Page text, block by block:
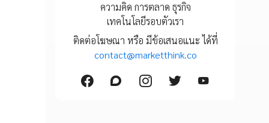
ความคิด การตลาด ธุรกิจ
เทคโนโลยีรอบตัวเรา
ติดต่อโฆษณา หรือ มีข้อเสนอแนะ ได้ที่
contact@marketthink.co